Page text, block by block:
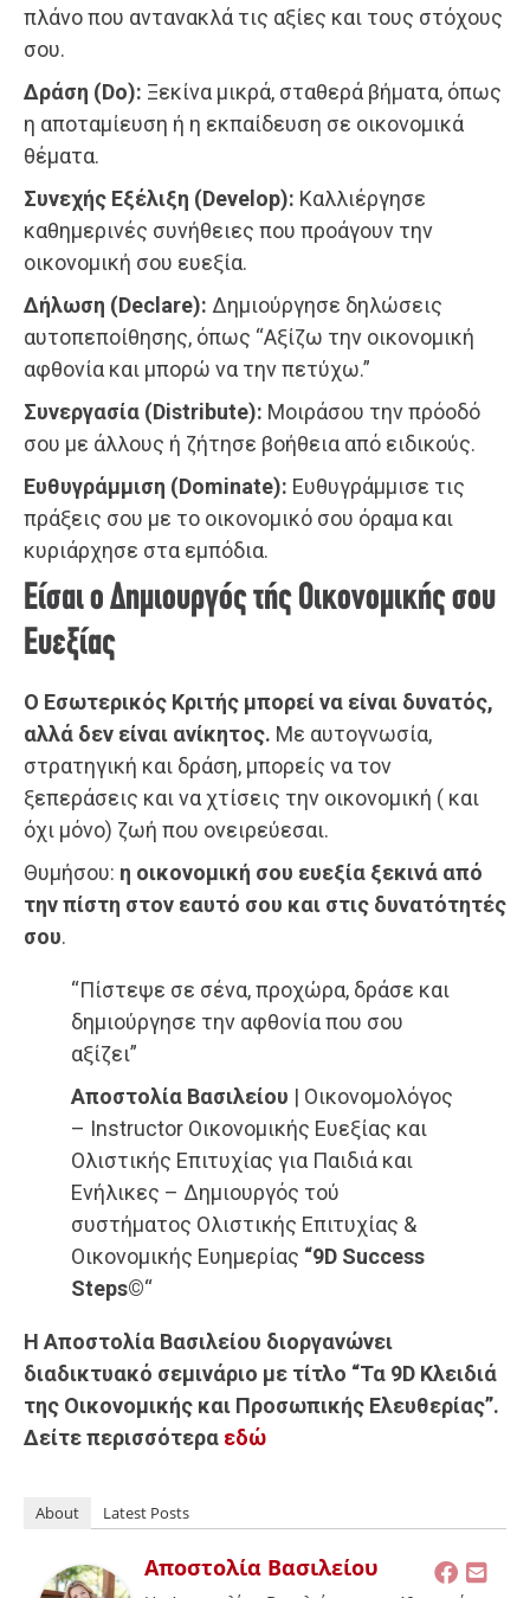
πλάνο που αντανακλά τις αξίες και τους στόχους
σου.
Δράση (Do): Ξεκίνα μικρά, σταθερά βήματα, όπως
η αποταμίευση ή η εκπαίδευση σε οικονομικά
θέματα.
Συνεχής Εξέλιξη (Develop): Καλλιέργησε
καθημερινές συνήθειες που προάγουν την
οικονομική σου ευεξία.
Δήλωση (Declare): Δημιούργησε δηλώσεις
αυτοπεποίθησης, όπως “Αξίζω την οικονομική
αφθονία και μπορώ να την πετύχω.”
Συνεργασία (Distribute): Μοιράσου την πρόοδό
σου με άλλους ή ζήτησε βοήθεια από ειδικούς.
Ευθυγράμμιση (Dominate): Ευθυγράμμισε τις
πράξεις σου με το οικονομικό σου όραμα και
κυριάρχησε στα εμπόδια.
Είσαι ο Δημιουργός τής Οικονομικής σου
Ευεξίας
Ο Εσωτερικός Κριτής μπορεί να είναι δυνατός,
αλλά δεν είναι ανίκητος. Με αυτογνωσία,
στρατηγική και δράση, μπορείς να τον
ξεπεράσεις και να χτίσεις την οικονομική ( και
όχι μόνο) ζωή που ονειρεύεσαι.
Θυμήσου: η οικονομική σου ευεξία ξεκινά από
την πίστη στον εαυτό σου και στις δυνατότητές
σου.
“Πίστεψε σε σένα, προχώρα, δράσε και
δημιούργησε την αφθονία που σου
αξίζει”
Αποστολία Βασιλείου | Οικονομολόγος
– Instructor Οικονομικής Ευεξίας και
Ολιστικής Επιτυχίας για Παιδιά και
Ενήλικες – Δημιουργός τού
συστήματος Ολιστικής Επιτυχίας &
Οικονομικής Ευημερίας “9D Success
Steps©“
Η Αποστολία Βασιλείου διοργανώνει
διαδικτυακό σεμινάριο με τίτλο “Τα 9D Κλειδιά
της Οικονομικής και Προσωπικής Ελευθερίας”.
Δείτε περισσότερα εδώ
About Latest Posts
Αποστολία Βασιλείου